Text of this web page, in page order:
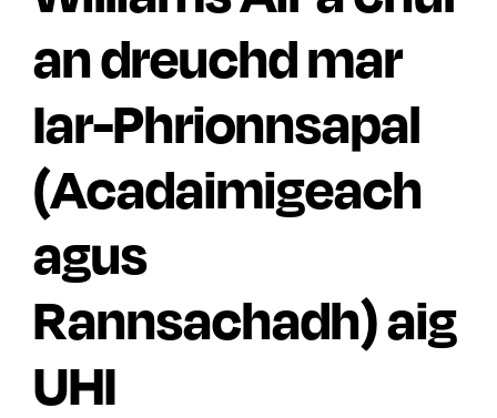
an dreuchd mar
Iar-Phrionnsapal
(Acadaimigeach
agus
Rannsachadh) aig
UHI